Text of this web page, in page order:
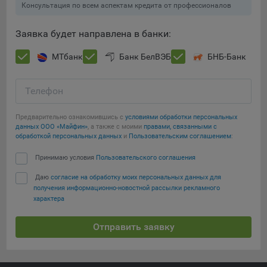
Подобные функции улучшают условия работы
контента. Данные файлы cookie собирают информацию о
выбранном пользователем городе и других местных
настраивать сайт.
9.4. Аналитические файлы cookie, например
Яндекс.Метрика, Google Analytics. Данные файлы cookie
собирают информацию о том, как пользователь
использовал сайты, и позволяют Обществу вносить в них
улучшения.
сайта Общества посещаются чаще всего, помогают
выявлять трудности, возникающие при использовании
рекламы. Благодаря этому у Общества есть возможность
Сохранить мои изменения
Сохранить по умолчанию
Консультация по всем аспектам кредита от профессионалов
Заявка будет направлена в банки:
МТбанк Банк БелВЭБ БНБ-Банк
Телефон
Предварительно ознакомившись с условиями обработки персональных
данных ООО «Майфин», а также с моими правами, связанными с
обработкой персональных данных и Пользовательским соглашением:
Принимаю условия Пользовательского соглашения
Даю согласие на обработку моих персональных данных для
получения информационно-новостной рассылки рекламного
характера
Отправить заявку